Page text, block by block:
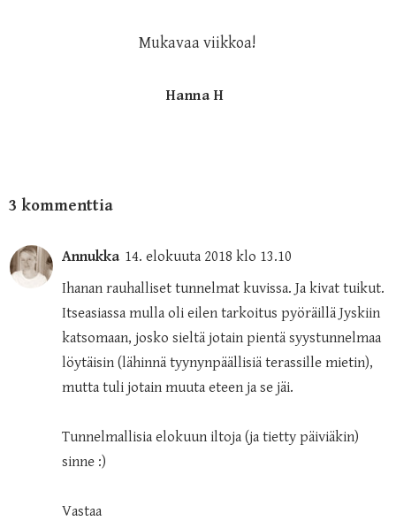
Mukavaa viikkoa!
Hanna H
3 kommenttia
Annukka 14. elokuuta 2018 klo 13.10
Ihanan rauhalliset tunnelmat kuvissa. Ja kivat tuikut.
Itseasiassa mulla oli eilen tarkoitus pyöräillä Jyskiin
katsomaan, josko sieltä jotain pientä syystunnelmaa
löytäisin (lähinnä tyynynpäällisiä terassille mietin),
mutta tuli jotain muuta eteen ja se jäi.
Tunnelmallisia elokuun iltoja (ja tietty päiviäkin)
sinne :)
Vastaa